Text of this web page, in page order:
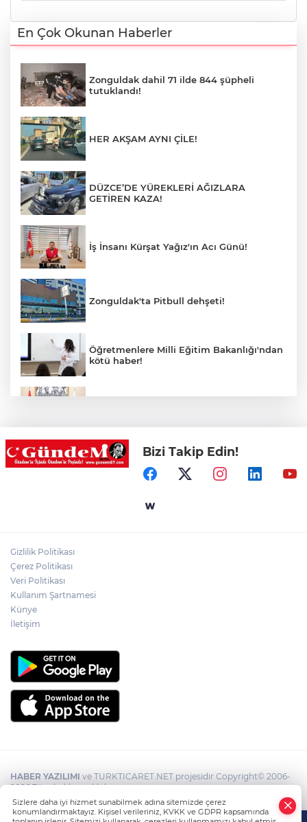
En Çok Okunan Haberler
Zonguldak dahil 71 ilde 844 şüpheli
tutuklandı!
HER AKŞAM AYNI ÇİLE!
DÜZCE’DE YÜREKLERİ AĞIZLARA
GETİREN KAZA!
İş İnsanı Kürşat Yağız'ın Acı Günü!
Zonguldak'ta Pitbull dehşeti!
Öğretmenlere Milli Eğitim Bakanlığı'ndan
kötü haber!
Hastane Afet Planları Uygulayıcı eğitimi
düzenlendi
Ülkü Ocakları Devrek'ten örnek sosyal
Bizi Takip Edin!
Gizlilik Politikası
Çerez Politikası
Veri Politikası
Kullanım Şartnamesi
Künye
İletişim
HABER YAZILIMI ve TURKTICARET.NET projesidir Copyright© 2006-
2026 Tüm hakları saklıdır.
Sizlere daha iyi hizmet sunabilmek adına sitemizde çerez
konumlandırmaktayız. Kişisel verileriniz, KVKK ve GDPR kapsamında